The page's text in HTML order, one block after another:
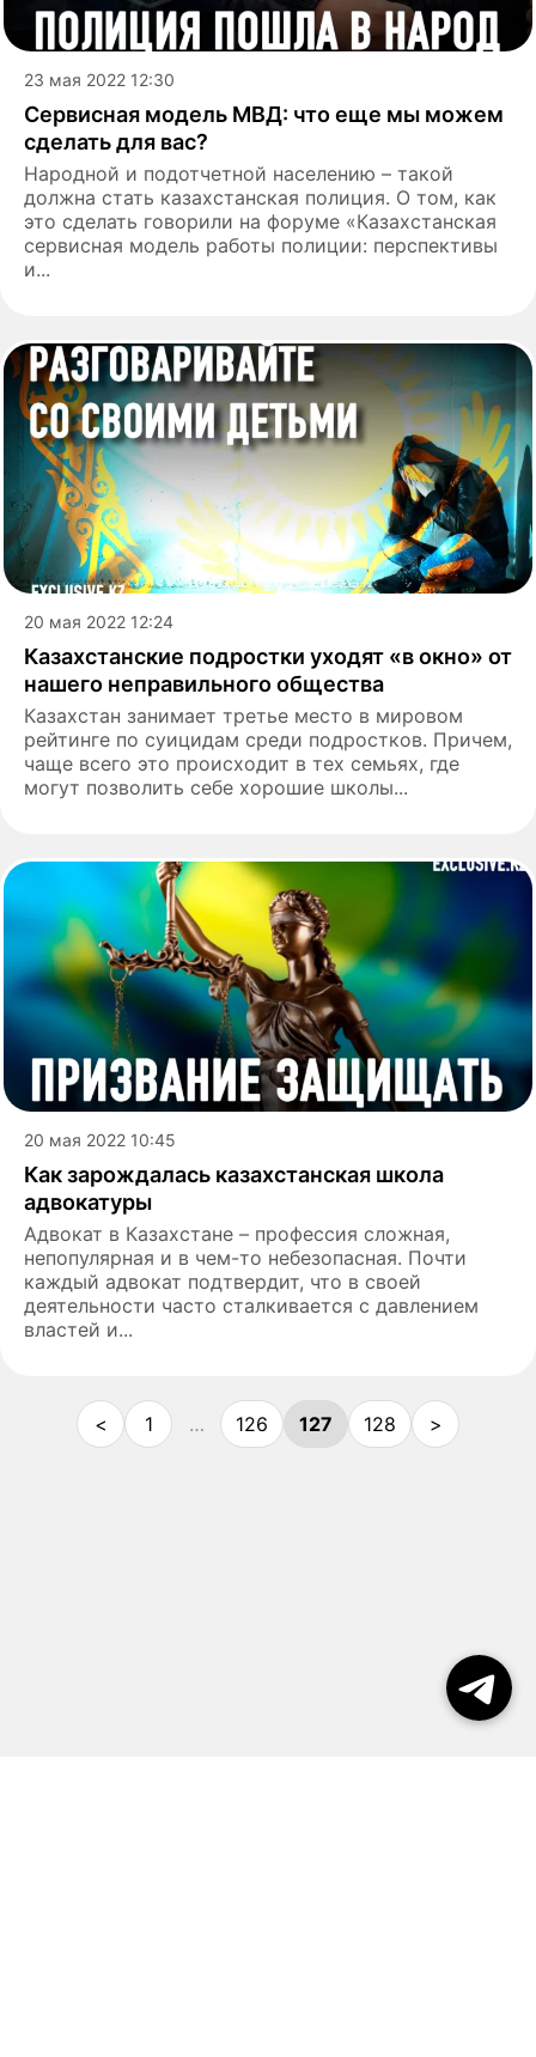
23 мая 2022 12:30
Сервисная модель МВД: что еще мы можем
сделать для вас?
Народной и подотчетной населению – такой
должна стать казахстанская полиция. О том, как
это сделать говорили на форуме «Казахстанская
сервисная модель работы полиции: перспективы
и...
20 мая 2022 12:24
Казахстанские подростки уходят «в окно» от
нашего неправильного общества
Казахстан занимает третье место в мировом
рейтинге по суицидам среди подростков. Причем,
чаще всего это происходит в тех семьях, где
могут позволить себе хорошие школы...
20 мая 2022 10:45
Как зарождалась казахстанская школа
адвокатуры
Адвокат в Казахстане – профессия сложная,
непопулярная и в чем-то небезопасная. Почти
каждый адвокат подтвердит, что в своей
деятельности часто сталкивается с давлением
властей и...
< 1 … 126 127 128 >